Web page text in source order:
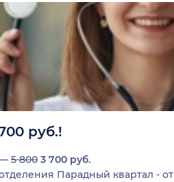
руб.!
5 800 3 700 руб.
Парадный квартал - от